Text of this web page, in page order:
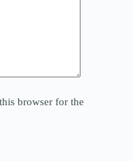
browser for the